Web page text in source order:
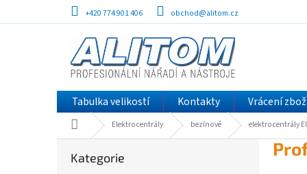
obsah
+420 774 901 406 obchod@alitom.cz
Tabulka velikostí Kontakty Vrácení
Domů Elektrocentrály bezínové elektrocentrály
kategorie
Kategorie